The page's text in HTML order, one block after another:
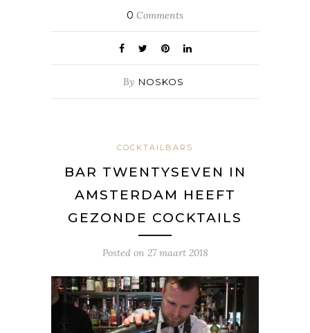
0 Comments
By NOSKOS
COCKTAILBARS
BAR TWENTYSEVEN IN
AMSTERDAM HEEFT
GEZONDE COCKTAILS
Posted on 27 maart 2018